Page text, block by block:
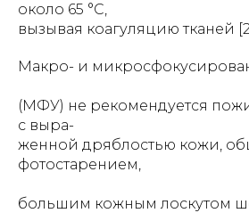
около 65 °C,
вызывая коагуляцию тканей
Макро- и
(МФУ) не рекомендуется
с выра-
женной дряблостью кожи,
фотостарением,
большим кожным лоскутом